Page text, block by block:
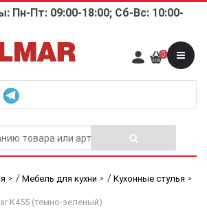
Пн-Пт: 09:00-18:00; Сб-Вс: 10:00-
0
/ Мебель для кухни / Кухонные стулья
K455 (темно-зеленый)